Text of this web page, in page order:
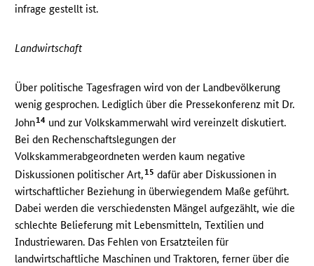
infrage gestellt ist.
Landwirtschaft
Über politische Tagesfragen wird von der Landbevölkerung
wenig gesprochen. Lediglich über die Pressekonferenz mit Dr.
John14 und zur Volkskammerwahl wird vereinzelt diskutiert.
Bei den Rechenschaftslegungen der
Volkskammerabgeordneten werden kaum negative
Diskussionen politischer Art,15 dafür aber Diskussionen in
wirtschaftlicher Beziehung in überwiegendem Maße geführt.
Dabei werden die verschiedensten Mängel aufgezählt, wie die
schlechte Belieferung mit Lebensmitteln, Textilien und
Industriewaren. Das Fehlen von Ersatzteilen für
landwirtschaftliche Maschinen und Traktoren, ferner über die